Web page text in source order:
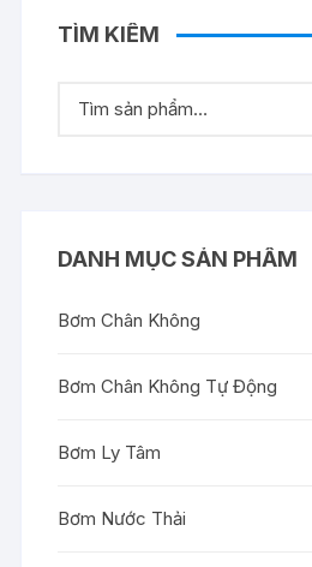
TÌM KIẾM
DANH MỤC SẢN PHẨM
Bơm Chân Không
Bơm Chân Không Tự Động
Bơm Ly Tâm
Bơm Nước Thải